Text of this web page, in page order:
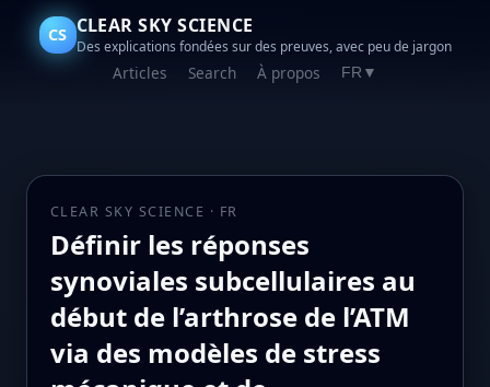
CS CLEAR SKY SCIENCE
Des explications fondées sur des preuves, avec peu de jargon
Articles Search À propos FR ▼
CLEAR SKY SCIENCE · FR
Définir les réponses
synoviales subcellulaires au
début de l’arthrose de l’ATM
via des modèles de stress